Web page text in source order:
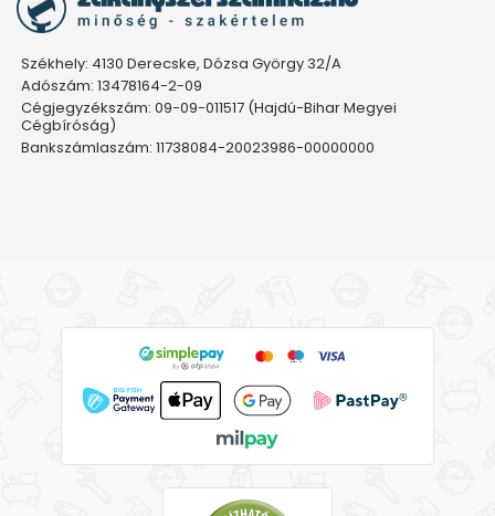
Székhely: 4130 Derecske, Dózsa György 32/A
Adószám: 13478164-2-09
Cégjegyzékszám: 09-09-011517 (Hajdú-Bihar Megyei
Cégbíróság)
Bankszámlaszám: 11738084-20023986-00000000